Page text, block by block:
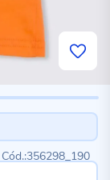
356298_190